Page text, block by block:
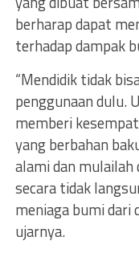
berharap dapat
terhadap dampak
“Mendidik tidak
penggunaan dulu.
memberi
yang berbahan
alami dan mulailah
secara tidak
meniaga bumi dari
ujarnya.